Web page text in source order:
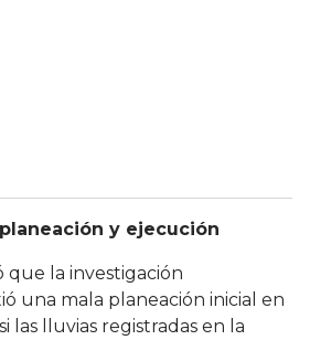
y ejecución
que la investigación
una mala planeación inicial en
las lluvias registradas en la